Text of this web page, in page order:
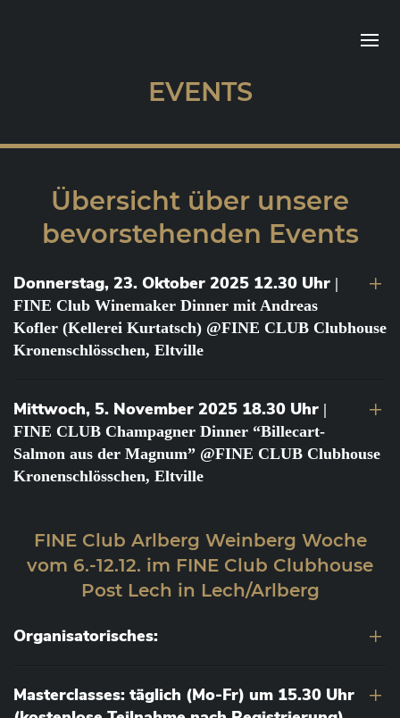
EVENTS
Übersicht über unsere
bevorstehenden Events
Donnerstag, 23. Oktober 2025 12.30 Uhr |
FINE Club Winemaker Dinner mit Andreas
Kofler (Kellerei Kurtatsch) @FINE CLUB Clubhouse
Kronenschlösschen, Eltville
Mittwoch, 5. November 2025 18.30 Uhr |
FINE CLUB Champagner Dinner “Billecart-
Salmon aus der Magnum” @FINE CLUB Clubhouse
Kronenschlösschen, Eltville
FINE Club Arlberg Weinberg Woche
vom 6.-12.12. im FINE Club Clubhouse
Post Lech in Lech/Arlberg
Organisatorisches:
Masterclasses: täglich (Mo-Fr) um 15.30 Uhr